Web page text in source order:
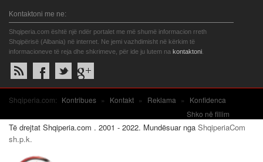
Kontaktoni me ne:
Shqiperia.com është një ndër portalet me më shumë informacion rreth
Shqipërisë (Albania) në internet. Ne jemi vazhdimisht në kërkim të
informacioneve të reja dhe shkrimeve, për ide ju lutem na kontaktoni
Shqiperia.com: Kontribues » Kontakt » Reklama »
Konfidenca
Shko në fillim
Të drejtat Shqiperia.com . 2001 - 2022. Mundësuar nga ShqiperiaCom
sh.p.k.